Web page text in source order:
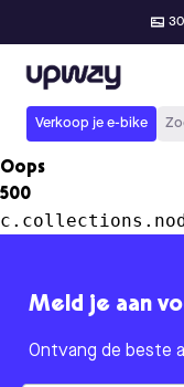
Upway
Verkoop je e-bike
Oops
500
Meld je aan
Ontvang de beste